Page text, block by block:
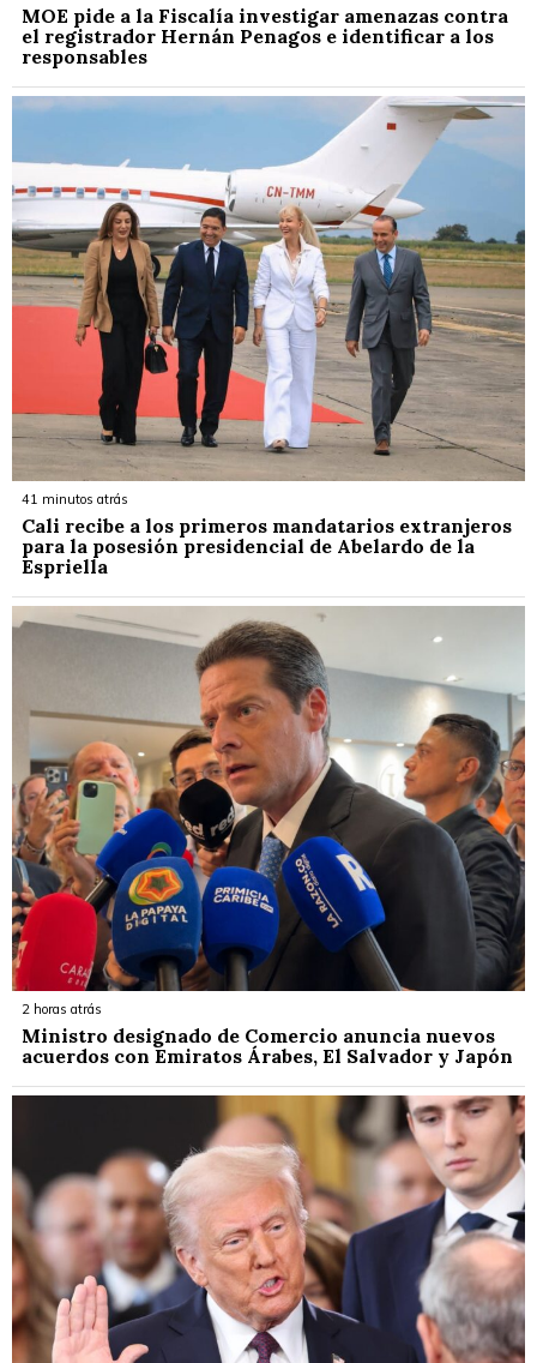
MOE pide a la Fiscalía investigar amenazas contra
el registrador Hernán Penagos e identificar a los
responsables
41 minutos atrás
Cali recibe a los primeros mandatarios extranjeros
para la posesión presidencial de Abelardo de la
Espriella
2 horas atrás
Ministro designado de Comercio anuncia nuevos
acuerdos con Emiratos Árabes, El Salvador y Japón